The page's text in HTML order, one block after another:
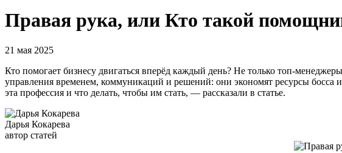
Правая рука, или Кто такой
21 мая 2025
Кто помогает бизнесу двигаться вперёд каждый день? Не только топ-
управления временем, коммуникаций и решений: они экономят ресурсы
эта профессия и что делать, чтобы им стать, — рассказали в статье.
Дарья Кокарева
автор статей